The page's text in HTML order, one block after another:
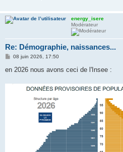
energy_isere
Modérateur
Re: Démographie, naissances...
M
s
08 juin 2026, 17:50
en 2026 nous avons ceci de l'Insee :